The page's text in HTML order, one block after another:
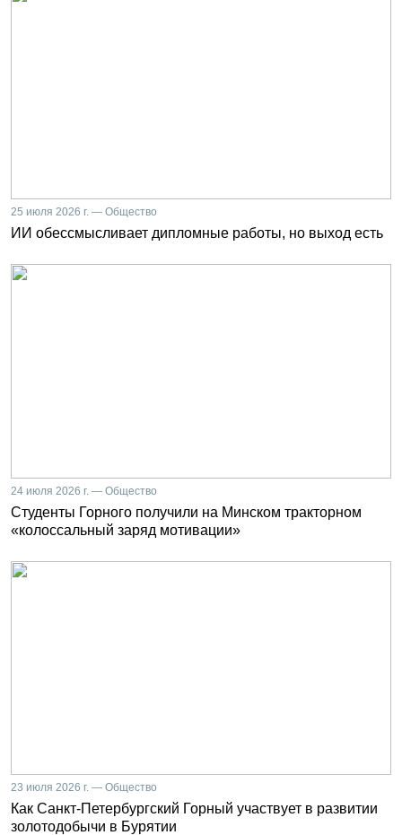
25 июля 2026 г. — Общество
ИИ обессмысливает дипломные работы, но выход есть
24 июля 2026 г. — Общество
Студенты Горного получили на Минском тракторном
«колоссальный заряд мотивации»
23 июля 2026 г. — Общество
Как Санкт-Петербургский Горный участвует в развитии
золотодобычи в Бурятии